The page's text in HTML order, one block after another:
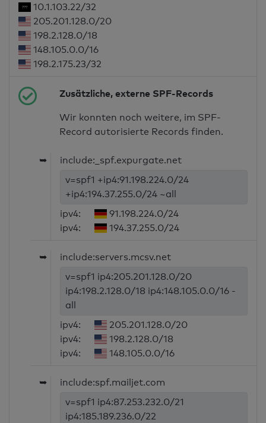
10.1.103.22/32
205.201.128.0/20
198.2.128.0/18
148.105.0.0/16
198.2.175.23/32
Zusätzliche, externe SPF-Records
Wir konnten noch weitere, im SPF-
Record autorisierte Records finden.
➥
include:_spf.expurgate.net
v=spf1 +ip4:91.198.224.0/24
+ip4:194.37.255.0/24 ~all
ipv4:
91.198.224.0/24
ipv4:
194.37.255.0/24
➥
include:servers.mcsv.net
v=spf1 ip4:205.201.128.0/20
ip4:198.2.128.0/18 ip4:148.105.0.0/16 -
all
ipv4:
205.201.128.0/20
ipv4:
198.2.128.0/18
ipv4:
148.105.0.0/16
➥
include:spf.mailjet.com
v=spf1 ip4:87.253.232.0/21
ip4:185.189.236.0/22